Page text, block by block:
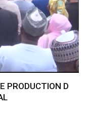
PRODUCTION D